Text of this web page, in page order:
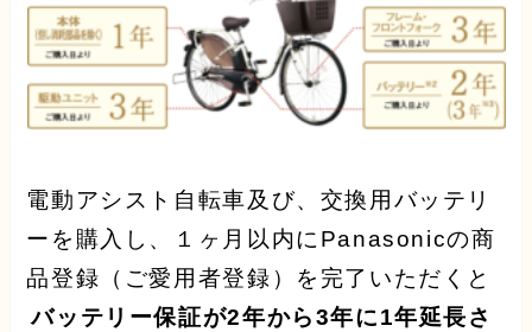
電動アシスト自転車及び、交換用バッテリ
ーを購入し、１ヶ月以内にPanasonicの商
品登録（ご愛用者登録）を完了いただくと
バッテリー保証が2年から3年に1年延長さ